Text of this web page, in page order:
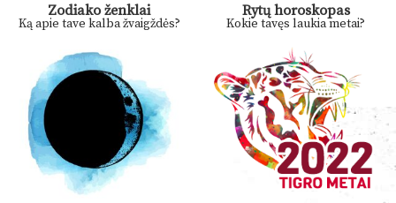
Zodiako ženklai
Ką apie tave kalba žvaigždės?
Rytų horoskopas
Kokie tavęs laukia metai?